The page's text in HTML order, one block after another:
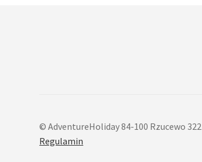
© AdventureHoliday 84-100 Rzucewo 322
Regulamin